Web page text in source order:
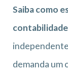
Saiba como
demanda um